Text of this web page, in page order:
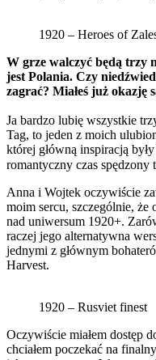
1920 – Heroes of
W grze walczyć będą trzy
jest Polania. Czy
zagrać? Miałeś już okazję
Ja bardzo lubię wszystkie
Tag, to jeden z moich
której główną inspiracją
romantyczny czas spędzony
Anna i Wojtek oczywiście
moim sercu, szczególnie, że
nad uniwersum 1920+.
raczej jego alternatywna
jednymi z głównym
Harvest.
1920 – Rusviet finest
Oczywiście miałem dostęp
chciałem poczekać na